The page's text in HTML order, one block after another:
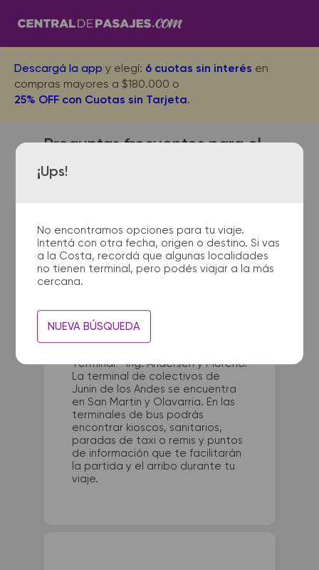
Descargá la app y elegí: 6 cuotas sin interés en
compras mayores a $180.000 o
25% OFF con Cuotas sin Tarjeta.
¡Ups!
No encontramos opciones para tu viaje.
Intentá con otra fecha, origen o destino. Si vas
a la Costa, recordá que algunas localidades
no tienen terminal, pero podés viajar a la más
cercana.
NUEVA BÚSQUEDA
Preguntas frecuentes para el
viaje desde Rio Colorado a
Junin de los Andes
¿Dónde quedan las
terminales de micro de Rio
Colorado a Junin de los
La terminal de ómnibus de Rio
Terminal - Ing. Andersen y Moreno.
La terminal de colectivos de
Junin de los Andes se encuentra
en San Martin y Olavarria. En las
terminales de bus podrás
encontrar kioscos, sanitarios,
paradas de taxi o remis y puntos
de información que te facilitarán
la partida y el arribo durante tu
viaje.